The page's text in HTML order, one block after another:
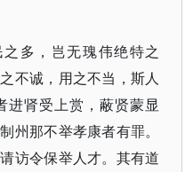
多，岂无瑰伟绝特之
不诚，用之不当，斯人
进肾受上赏，蔽贤蒙显
州那不举孝康者有罪。
访令保举人才。其有道